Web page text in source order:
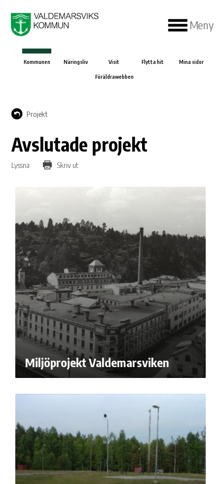
Meny
Kommunen Näringsliv Visit Flytta hit Mina sidor
Föräldrawebben
Projekt
Avslutade projekt
Lyssna Skriv ut
Miljöprojekt Valdemarsviken